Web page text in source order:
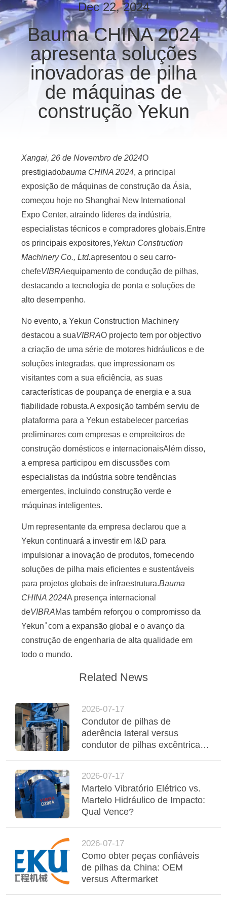
EXCURSÃO
DA
FÁBRICA
CONTROLE
QUALIDADE
NOS
NOTÍCIA
CASOS
PEÇA
UMAS
CITAÇÕES
DO
SITE
PRIVACY
POLICY
Dec 22, 2024
Bauma CHINA 2024
apresenta soluções
inovadoras de pilha
de máquinas de
construção Yekun
Xangai, 26 de Novembro de 2024O
prestigiadobauma CHINA 2024, a principal
exposição de máquinas de construção da Ásia,
começou hoje no Shanghai New International
Expo Center, atraindo líderes da indústria,
especialistas técnicos e compradores globais.Entre
os principais expositores,Yekun Construction
Machinery Co., Ltd.apresentou o seu carro-
chefeVIBRAequipamento de condução de pilhas,
destacando a tecnologia de ponta e soluções de
alto desempenho.
No evento, a Yekun Construction Machinery
destacou a suaVIBRAO projecto tem por objectivo
a criação de uma série de motores hidráulicos e de
soluções integradas, que impressionam os
visitantes com a sua eficiência, as suas
características de poupança de energia e a sua
fiabilidade robusta.A exposição também serviu de
plataforma para a Yekun estabelecer parcerias
preliminares com empresas e empreiteiros de
construção domésticos e internacionaisAlém disso,
a empresa participou em discussões com
especialistas da indústria sobre tendências
emergentes, incluindo construção verde e
máquinas inteligentes.
Um representante da empresa declarou que a
Yekun continuará a investir em I&D para
impulsionar a inovação de produtos, fornecendo
soluções de pilha mais eficientes e sustentáveis
para projetos globais de infraestrutura.Bauma
CHINA 2024A presença internacional
deVIBRAMas também reforçou o compromisso da
Yekun ̊ com a expansão global e o avanço da
construção de engenharia de alta qualidade em
todo o mundo.
Related News
2026-07-17
Condutor de pilhas de
aderência lateral versus
condutor de pilhas excêntricas:
2026-07-17
Martelo Vibratório Elétrico vs.
Martelo Hidráulico de Impacto:
Qual Vence?
2026-07-17
Como obter peças confiáveis
de pilhas da China: OEM
versus Aftermarket